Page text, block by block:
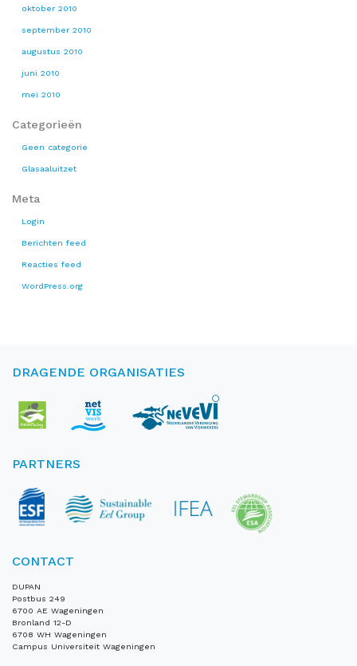
oktober 2010
september 2010
augustus 2010
juni 2010
mei 2010
Categorieën
Geen categorie
Glasaaluitzet
Meta
Login
Berichten feed
Reacties feed
WordPress.org
DRAGENDE ORGANISATIES
PARTNERS
CONTACT
DUPAN
Postbus 249
6700 AE Wageningen
Bronland 12-D
6708 WH Wageningen
Campus Universiteit Wageningen